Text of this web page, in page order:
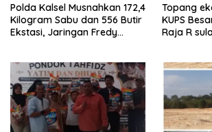
Polda Kalsel Musnahkan 172,4
Kilogram Sabu dan 556 Butir
Ekstasi, Jaringan Fredy
Topang
KUPS
Raja R